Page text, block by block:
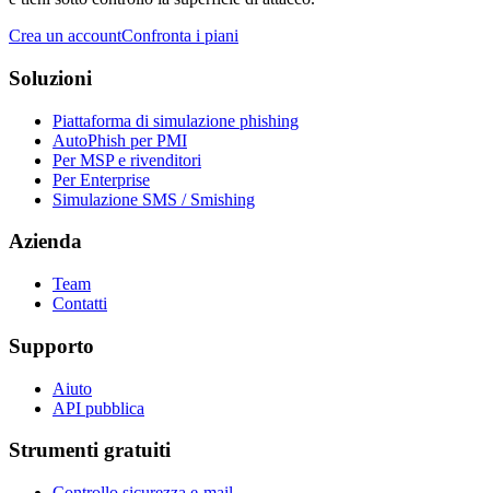
Crea un accountConfronta i piani
Soluzioni
Piattaforma di simulazione phishing
AutoPhish per PMI
Per MSP e rivenditori
Per Enterprise
Simulazione SMS / Smishing
Azienda
Team
Contatti
Supporto
Aiuto
API pubblica
Strumenti gratuiti